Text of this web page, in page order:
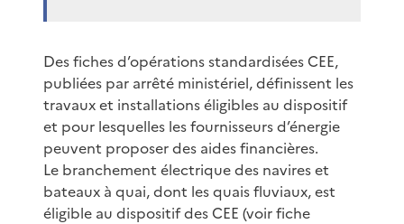
Des fiches d’opérations standardisées CEE,
publiées par arrêté ministériel, définissent les
travaux et installations éligibles au dispositif
et pour lesquelles les fournisseurs d’énergie
peuvent proposer des aides financières.
Le branchement électrique des navires et
bateaux à quai, dont les quais fluviaux, est
éligible au dispositif des CEE (voir fiche